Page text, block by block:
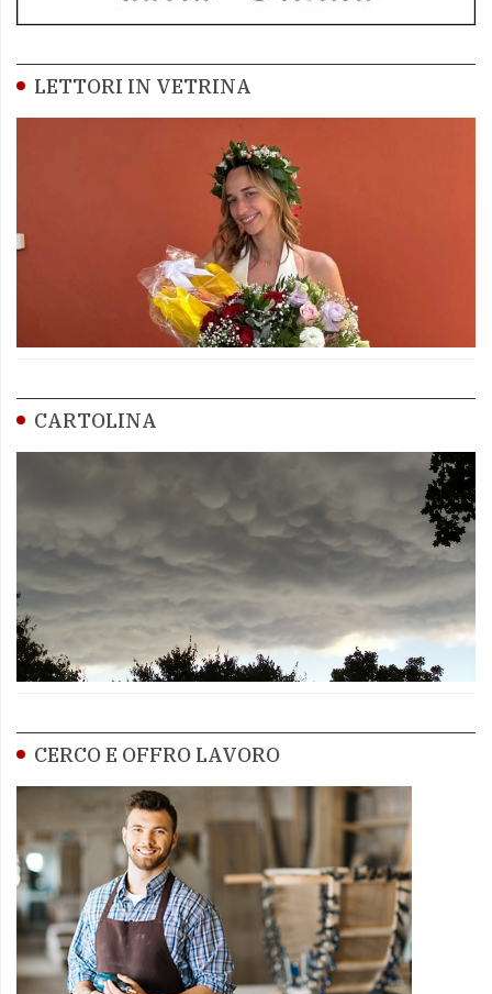
LETTORI IN VETRINA
CARTOLINA
CERCO E OFFRO LAVORO